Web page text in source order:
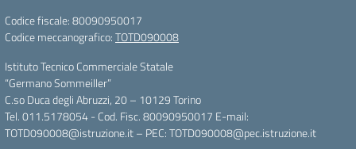
Codice fiscale: 80090950017
Codice meccanografico:TOTD090008
Istituto Tecnico Commerciale Statale
“Germano Sommeiller”
C.so Duca degli Abruzzi, 20 – 10129 Torino
Tel. 011.5178054 - Cod. Fisc. 80090950017 E-mail:
TOTD090008@istruzione.it – PEC: TOTD090008@pec.istruzione.it